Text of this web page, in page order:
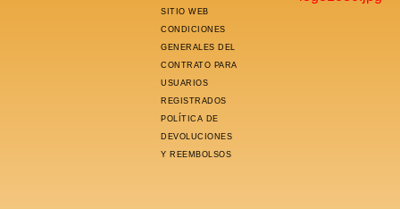
SITIO WEB
CONDICIONES
GENERALES DEL
CONTRATO PARA
USUARIOS
REGISTRADOS
POLÍTICA DE
DEVOLUCIONES
Y REEMBOLSOS